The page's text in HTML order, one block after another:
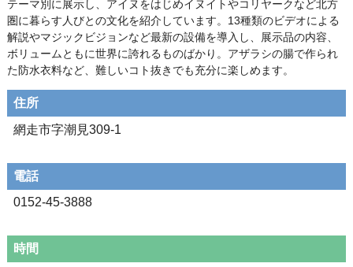
テーマ別に展示し、アイヌをはじめイヌイトやコリヤークなど北方
圏に暮らす人びとの文化を紹介しています。13種類のビデオによる
解説やマジックビジョンなど最新の設備を導入し、展示品の内容、
ボリュームともに世界に誇れるものばかり。アザラシの腸で作られ
た防水衣料など、難しいコト抜きでも充分に楽しめます。
住所
網走市字潮見309-1
電話
0152-45-3888
時間